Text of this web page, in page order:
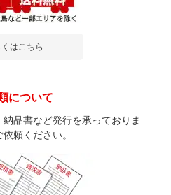
はこちら
について
品書など発行を承っておりま
頼ください。